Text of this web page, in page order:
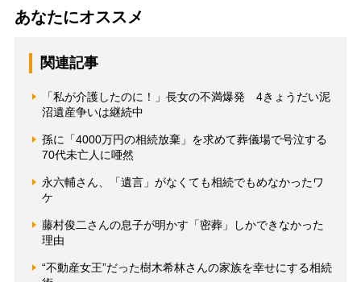
あなたにオススメ
関連記事
「私が介護したのに！」長女の不満爆発 4きょうだい泥
沼遺産争いは継続中
孫に「4000万円の相続放棄」を求めて葬儀場で号泣する
70代未亡人に唖然
永六輔さん、「遺言」がなくても相続でもめなかったワ
ケ
藤村俊二さんの息子が明かす「密葬」しかできなかった
理由
“不動産女王”だった樹木希林さんの家族を幸せにする相続